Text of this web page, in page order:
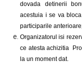
dovada detinerii
acestuia i se va
participarile
Organizatorul isi
ce atesta achizitia
la un moment dat.